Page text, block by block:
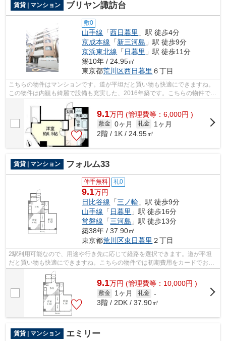
賃貸 | マンション ブリヤン諏訪台
敷0
山手線 「西日暮里 」駅 徒歩4分
京成本線 「新三河島 」駅 徒歩9分
京浜東北線 「 日暮里 」駅 徒歩11分
築10年 / 24.95㎡
東京都荒川区西日暮里 ６丁目
こちらの物件はマンションです。道が平坦だと買い物も快適にできますね。
この物件は内観も綺麗で設備も充実した、2016年築です。こちらの物件では
初期費用をカードでお支払いいただけ...
9.1万円 (管理費等：6,000円 )
敷金 0ヶ月 礼金
1ヶ月
2階 / 1K / 24.95㎡
賃貸 | マンション フォルム33
仲手無料 礼0
9.1万円
日比谷線 「三ノ輪 」駅 徒歩9分
山手線 「 日暮里 」駅 徒歩16分
常磐線 「三河島 」駅 徒歩13分
築38年 / 37.90㎡
東京都荒川区東日暮里 ２丁目
2駅利用可能なので、用途や行き先に応じて経路を選択できます。道が平坦
だと買い物も快適にできますね。こちらの物件では初期費用をカードでお支
払いいただけます。造りとデザインに関...
9.1万円 (管理費等：10,000円 )
敷金 1ヶ月 礼金 -
3階 / 2DK / 37.90㎡
賃貸 | マンション エミリー